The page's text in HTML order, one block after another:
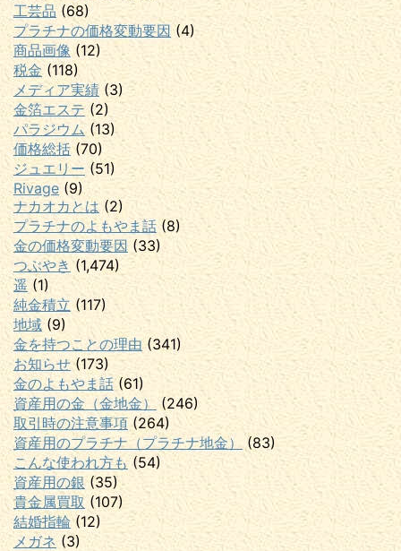
工芸品 (68)
プラチナの価格変動要因 (4)
商品画像 (12)
税金(118)
メディア実績 (3)
金箔エステ (2)
パラジウム (13)
価格総括 (70)
ジュエリー (51)
Rivage (9)
ナカオカとは (2)
プラチナのよもやま話 (8)
金の価格変動要因(33)
つぶやき (1,474)
遥 (1)
純金積立 (117)
地域 (9)
金を持つことの理由 (341)
お知らせ(173)
金のよもやま話(61)
資産用の金（金地金）
(246)
取引時の注意事項 (264)
資産用のプラチナ（プラチナ地金）
(83)
こんな使われ方も (54)
資産用の銀(35)
貴金属買取 (107)
結婚指輪 (12)
メガネ (3)